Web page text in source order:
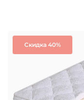
Скидка 40%